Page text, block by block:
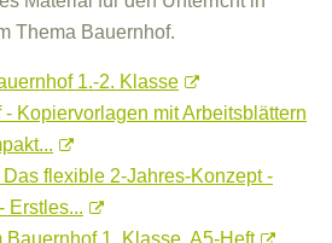
Thema Bauernhof.
1.-2. Klasse
- Kopiervorlagen mit Arbeitsblättern
flexible 2-Jahres-Konzept -
Erstles...
Bauernhof 1. Klasse, A5-Heft